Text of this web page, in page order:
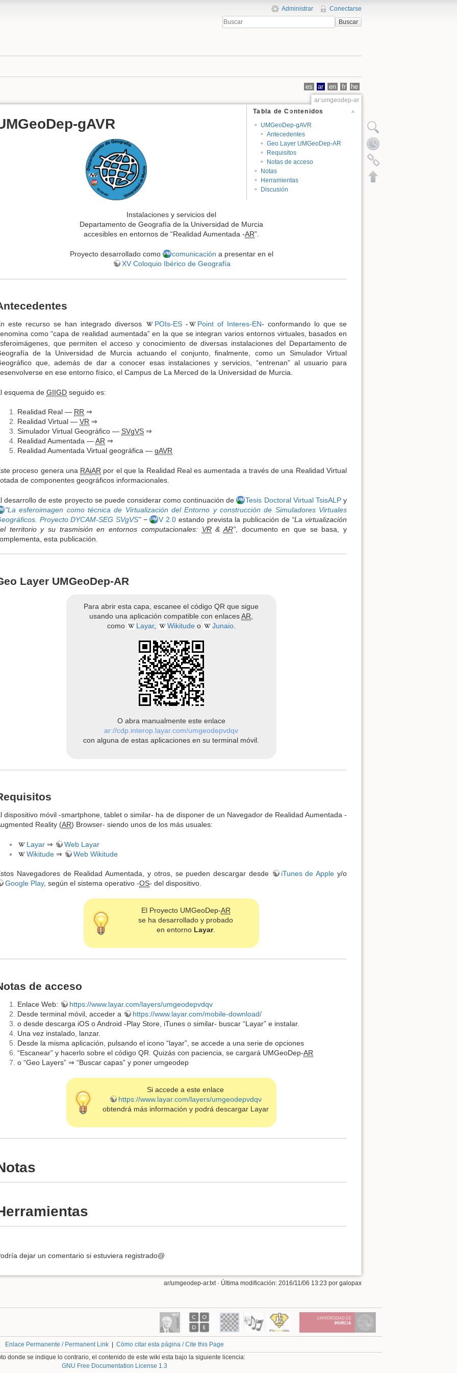
Administrar
Conectarse
Buscar
es ar en fr he
ar:umgeodep-ar
Tabla de Contenidos
UMGeoDep-gAVR
Antecedentes
Geo Layer UMGeoDep-AR
Requisitos
Notas de acceso
Notas
Herramientas
Discusión
gAVR
Instalaciones y servicios del
Departamento de Geografía de la Universidad de Murcia
accesibles en entornos de “Realidad Aumentada -AR”.
Proyecto desarrollado como comunicación a presentar en el
XV Coloquio Ibérico de Geografía
este recurso se han integrado diversos POIs-ES - Point of Interes-EN- conformando lo que se
como “capa de realidad aumentada” en la que se integran varios entornos virtuales, basados en
que permiten el acceso y conocimiento de diversas instalaciones del Departamento de
de la Universidad de Murcia actuando el conjunto, finalmente, como un Simulador Virtual
que, además de dar a conocer esas instalaciones y servicios, “entrenan” al usuario para
en ese entorno físico, el Campus de La Merced de la Universidad de Murcia.
esquema de GIIGD seguido es:
Realidad Real — RR ⇒
Realidad Virtual — VR ⇒
Simulador Virtual Geográfico — SVgVS ⇒
Realidad Aumentada —AR ⇒
Realidad Aumentada Virtual geográfica — gAVR
proceso genera una RAiAR por el que la Realidad Real es aumentada a través de una Realidad Virtual
de componentes geográficos informacionales.
desarrollo de este proyecto se puede considerar como continuación de Tesis Doctoral Virtual TsisALPy
"La esferoimagen como técnica de Virtualización del Entorno y construcción de Simuladores Virtuales
Proyecto DYCAM-SEG SVgVS"− V 2.0 estando prevista la publicación de “La virtualización
territorio y su trasmisión en entornos computacionales: VR& AR”, documento en que se basa, y
esta publicación.
Layer UMGeoDep-AR
Para abrir esta capa, escanee el código QR que sigue
usando una aplicación compatible con enlacesAR
como
Layar, Wikitudeo Junaio.
O abra manualmente este enlace
ar://cdp.interop.layar.com/umgeodepvdqv
con alguna de estas aplicaciones en su terminal móvil.
dispositivo móvil -smartphone, tablet o similar- ha de disponer de un Navegador de Realidad Aumentada -
Reality (AR) Browser- siendo unos de los más usuales:
Layar ⇒
Web Layar
Wikitude ⇒ Web Wikitude
Navegadores de Realidad Aumentada, y otros, se pueden descargar desde iTunes de Apple y/o
Google Play, según el sistema operativo -OS- del dispositivo.
El Proyecto UMGeoDep-AR
se ha desarrollado y probado
en entorno Layar.
de acceso
Enlace Web:
https://www.layar.com/layers/umgeodepvdqv
Desde terminal móvil, acceder a
https://www.layar.com/mobile-download/
o desde descarga iOS o Android -Play Store, iTunes o similar- buscar “Layar” e instalar.
Una vez instalado, lanzar.
Desde la misma aplicación, pulsando el icono “layar”, se accede a una serie de opciones
“Escanear” y hacerlo sobre el código QR. Quizás con paciencia, se cargará UMGeoDep-AR
o “Geo Layers” ⇒ “Buscar capas” y poner umgeodep
Si accede a este enlace
https://www.layar.com/layers/umgeodepvdqv
obtendrá más información y podrá descargar Layar
dejar un comentario si estuviera registrado@
ar/umgeodep-ar.txt· Última modificación: 2016/11/06 13:23 por galopax
Enlace Permanente / Permanent Link| Cómo citar esta página / Cite this Page
donde se indique lo contrario, el contenido de este wiki esta bajo la siguiente licencia:
GNU Free Documentation License 1.3